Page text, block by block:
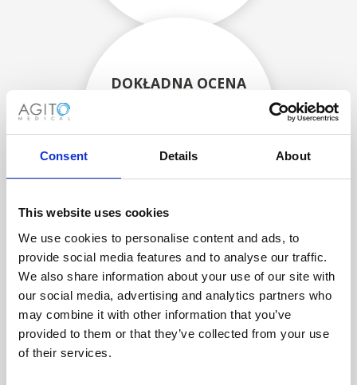
Consent Details About
This website uses cookies
We use cookies to personalise content and ads, to
provide social media features and to analyse our traffic.
We also share information about your use of our site with
our social media, advertising and analytics partners who
may combine it with other information that you’ve
provided to them or that they’ve collected from your use
of their services.
DOKŁADNA OCENA
ODZYSKIWANIE
Z OSTROŻNOŚCIĄ
Użyteczne części są
skrupulatnie odzyskiwane w
bezpiecznym środowisku ESD,
zapewniając brak uszkodzeń
ani zanieczyszczeń.